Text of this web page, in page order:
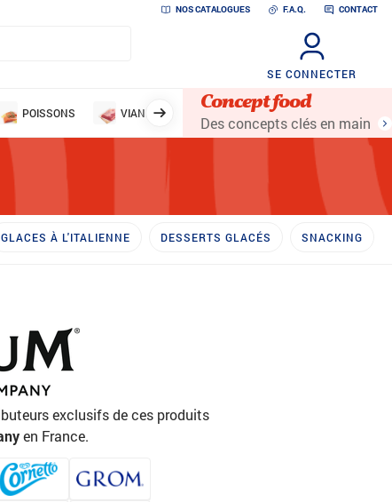
NOS CATALOGUES F.A.Q. CONTACT
SE CONNECTER
POISSONS VIANDES VOLAILLES
Concept food
Des concepts clés en main
GLACES À L'ITALIENNE DESSERTS GLACÉS SNACKING
exclusifs de ces produits
en France.